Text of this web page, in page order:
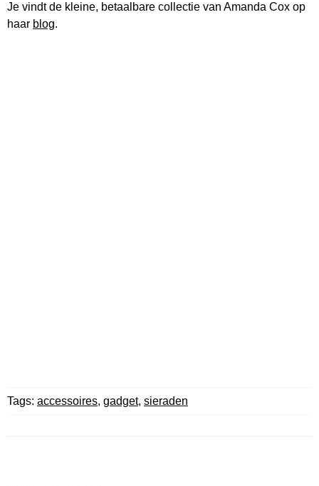
Je vindt de kleine, betaalbare collectie van Amanda Cox op
haar blog.
Tags: accessoires, gadget, sieraden